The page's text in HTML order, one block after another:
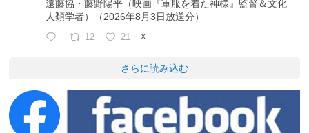
遠藤協・藤野陽平（映画『軍服を着た神様』監督＆文化
人類学者）（2026年8月3日放送分）
12 21 X
さらに読み込む